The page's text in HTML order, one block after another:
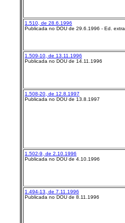
1.510, de 28.6.1996
Publicada no DOU de 29.6.1996 - Ed. extra
1.509-10, de 13.11.1996
Publicada no DOU de 14.11.1996
1.508-20, de 12.8.1997
Publicada no DOU de 13.8.1997
1.502-9, de 2.10.1996
Publicada no DOU de 4.10.1996
1.494-13, de 7.11.1996
Publicada no DOU de 8.11.1996